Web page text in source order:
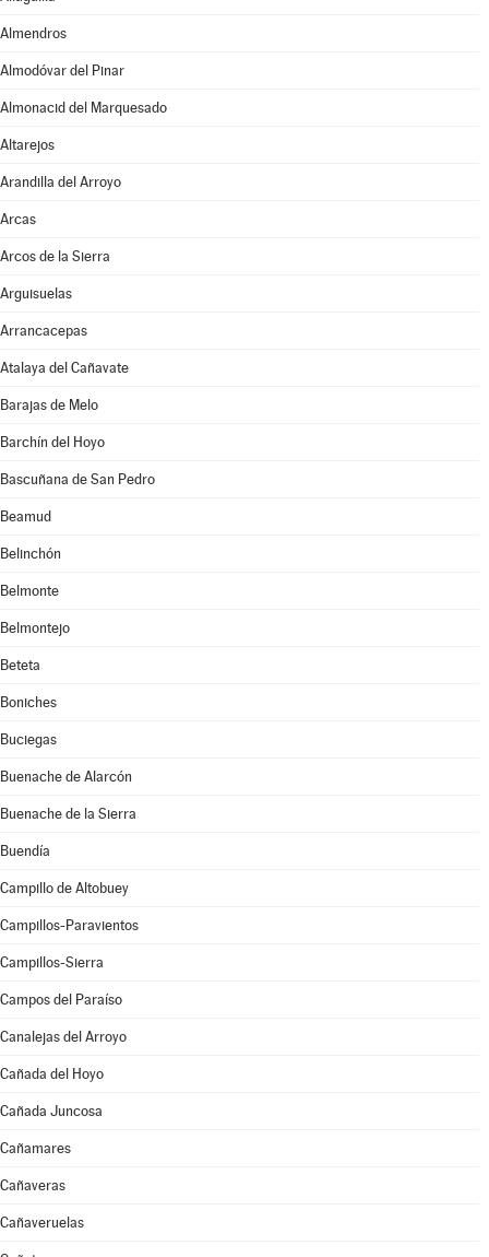
Almendros
Almodóvar del Pinar
Almonacid del Marquesado
Altarejos
Arandilla del Arroyo
Arcas
Arcos de la Sierra
Arguisuelas
Arrancacepas
Atalaya del Cañavate
Barajas de Melo
Barchín del Hoyo
Bascuñana de San Pedro
Beamud
Belinchón
Belmonte
Belmontejo
Beteta
Boniches
Buciegas
Buenache de Alarcón
Buenache de la Sierra
Buendía
Campillo de Altobuey
Campillos-Paravientos
Campillos-Sierra
Campos del Paraíso
Canalejas del Arroyo
Cañada del Hoyo
Cañada Juncosa
Cañamares
Cañaveras
Cañaveruelas